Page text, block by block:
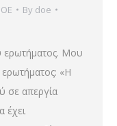
By doe
Μου
«Η
σε απεργία
έχει